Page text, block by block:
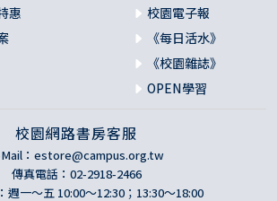
惠
校園電子報
《每日活水》
《校園雜誌》
OPEN學習
校園網路書房客服
： estore@campus.org.tw
傳真電話：02-2918-2466
週一～五 10:00～12:30；13:30～18:00